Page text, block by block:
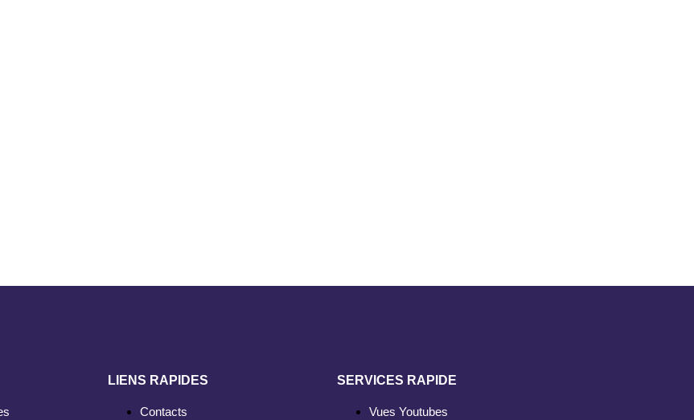
LIENS RAPIDES
Contacts
SERVICES RAPIDE
Vues Youtubes